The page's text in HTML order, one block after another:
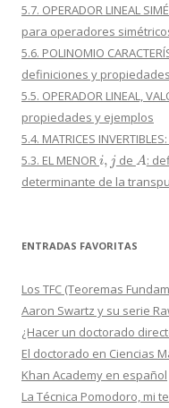
5.7. OPERADOR LINEAL
para operadores
5.6. POLINOMIO
definiciones y
5.5. OPERADOR LINEAL,
propiedades y ejemplos
5.4. MATRICES
5.3. EL MENORi,j de A:
determinante de la
ENTRADAS FAVORITAS
Los TFC (Teoremas
Aaron Swartz y su serie
¿Hacer un doctorado
El doctorado en Ciencias
Khan Academy en español
La Técnica Pomodoro, mi